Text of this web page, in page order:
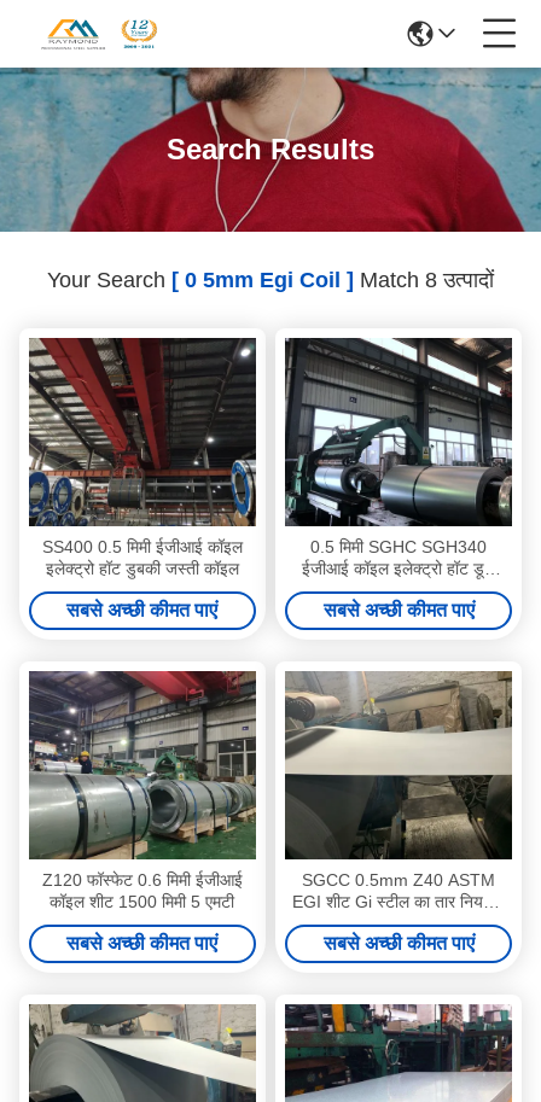
Search Results
Your Search [ 0 5mm Egi Coil ] Match 8 उत्पादों
SS400 0.5 मिमी ईजीआई कॉइल
इलेक्ट्रो हॉट डुबकी जस्ती कॉइल
सबसे अच्छी कीमत पाएं
0.5 मिमी SGHC SGH340
ईजीआई कॉइल इलेक्ट्रो हॉट डूबा
जस्ती शीट धातु
सबसे अच्छी कीमत पाएं
Z120 फॉस्फेट 0.6 मिमी ईजीआई
कॉइल शीट 1500 मिमी 5 एमटी
सबसे अच्छी कीमत पाएं
SGCC 0.5mm Z40 ASTM
EGI शीट Gi स्टील का तार नियमित
स्पैंगल
सबसे अच्छी कीमत पाएं